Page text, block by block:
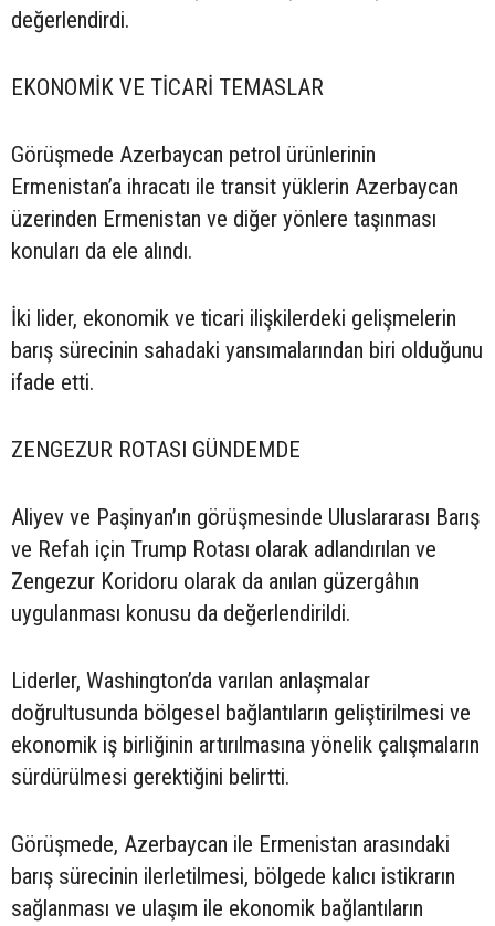
değerlendirdi.
EKONOMİK VE TİCARİ TEMASLAR
Görüşmede Azerbaycan petrol ürünlerinin
Ermenistan’a ihracatı ile transit yüklerin Azerbaycan
üzerinden Ermenistan ve diğer yönlere taşınması
konuları da ele alındı.
İki lider, ekonomik ve ticari ilişkilerdeki gelişmelerin
barış sürecinin sahadaki yansımalarından biri olduğunu
ifade etti.
ZENGEZUR ROTASI GÜNDEMDE
Aliyev ve Paşinyan’ın görüşmesinde Uluslararası Barış
ve Refah için Trump Rotası olarak adlandırılan ve
Zengezur Koridoru olarak da anılan güzergâhın
uygulanması konusu da değerlendirildi.
Liderler, Washington’da varılan anlaşmalar
doğrultusunda bölgesel bağlantıların geliştirilmesi ve
ekonomik iş birliğinin artırılmasına yönelik çalışmaların
sürdürülmesi gerektiğini belirtti.
Görüşmede, Azerbaycan ile Ermenistan arasındaki
barış sürecinin ilerletilmesi, bölgede kalıcı istikrarın
sağlanması ve ulaşım ile ekonomik bağlantıların